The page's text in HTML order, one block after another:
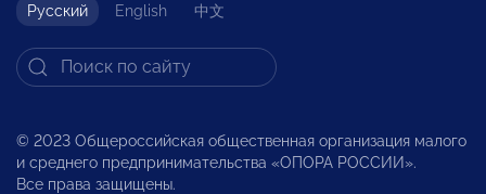
Русский English 中文
© 2023 Общероссийская общественная организация малого
и среднего предпринимательства «ОПОРА РОССИИ».
Все права защищены.